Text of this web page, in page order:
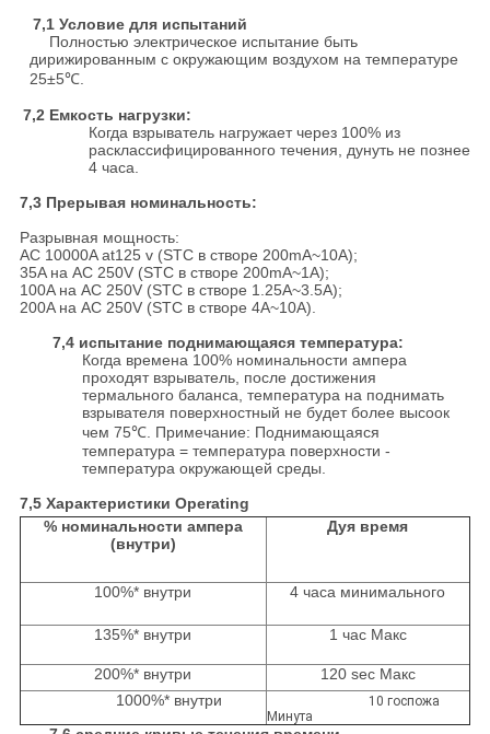
7,1 Условие для испытаний
Полностью электрическое испытание быть
дирижированным с окружающим воздухом на температуре
25±5℃.
7,2 Емкость нагрузки:
Когда взрыватель нагружает через 100% из
расклассифицированного течения, дунуть не познее
4 часа.
7,3 Прерывая номинальность:
Разрывная мощность:
AC 10000A at125 v (STC в створе 200mA~10A);
35A на AC 250V (STC в створе 200mA~1A);
100A на AC 250V (STC в створе 1.25A~3.5A);
200A на AC 250V (STC в створе 4A~10A).
7,4 испытание поднимающаяся температура:
Когда времена 100% номинальности ампера
проходят взрыватель, после достижения
термального баланса, температура на поднимать
взрывателя поверхностный не будет более высоок
чем 75℃. Примечание: Поднимающаяся
температура = температура поверхности -
температура окружающей среды.
7,5 Характеристики Operating
% номинальности ампера
(внутри)
Дуя время
100%* внутри 4 часа минимального
135%* внутри 1 час Макс
200%* внутри
120 sec Макс
1000%* внутри
10 госпожа
Минута